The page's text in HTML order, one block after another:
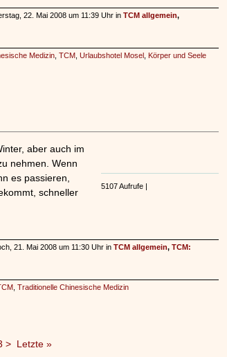
22. Mai 2008 um 11:39 Uhr in TCM allgemein,
Medizin TCM Urlaubshotel Mosel Körper und Seele
5107 Aufrufe |
aber auch im
nehmen. Wenn
es passieren,
schneller
21. Mai 2008 um 11:30 Uhr in TCM allgemein, TCM:
Traditionelle Chinesische Medizin
> Letzte »